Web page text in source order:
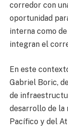
corredor con
oportunidad
interna como
integran el
En este
Gabriel Boric,
de
desarrollo de la
Pacífico y del